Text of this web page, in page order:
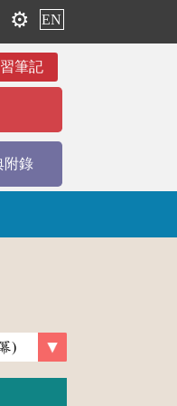
⚙️ EN
筆記
附錄